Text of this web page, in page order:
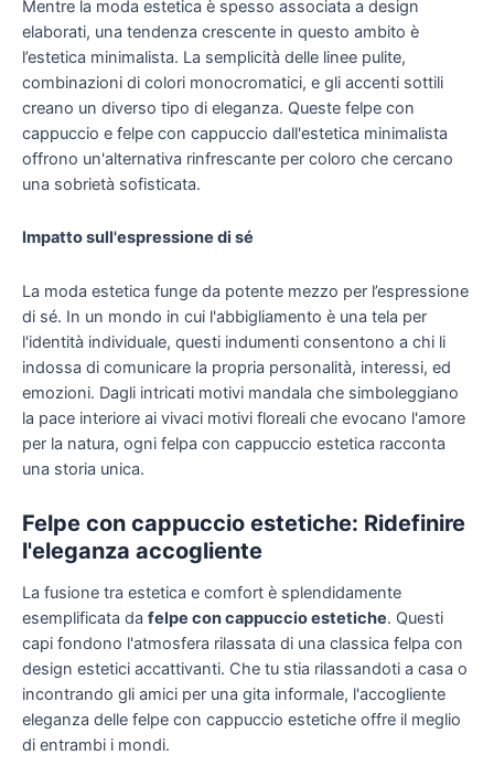
Mentre la moda estetica è spesso associata a design
elaborati, una tendenza crescente in questo ambito è
l’estetica minimalista. La semplicità delle linee pulite,
combinazioni di colori monocromatici, e gli accenti sottili
creano un diverso tipo di eleganza. Queste felpe con
cappuccio e felpe con cappuccio dall'estetica minimalista
offrono un'alternativa rinfrescante per coloro che cercano
una sobrietà sofisticata.
Impatto sull'espressione di sé
La moda estetica funge da potente mezzo per l’espressione
di sé. In un mondo in cui l'abbigliamento è una tela per
l'identità individuale, questi indumenti consentono a chi li
indossa di comunicare la propria personalità, interessi, ed
emozioni. Dagli intricati motivi mandala che simboleggiano
la pace interiore ai vivaci motivi floreali che evocano l'amore
per la natura, ogni felpa con cappuccio estetica racconta
una storia unica.
Felpe con cappuccio estetiche: Ridefinire
l'eleganza accogliente
La fusione tra estetica e comfort è splendidamente
esemplificata da felpe con cappuccio estetiche. Questi
capi fondono l'atmosfera rilassata di una classica felpa con
design estetici accattivanti. Che tu stia rilassandoti a casa o
incontrando gli amici per una gita informale, l'accogliente
eleganza delle felpe con cappuccio estetiche offre il meglio
di entrambi i mondi.